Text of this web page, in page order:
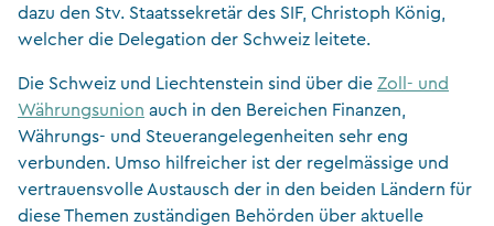
dazu den Stv. Staatssekretär des SIF, Christoph König,
welcher die Delegation der Schweiz leitete.
Die Schweiz und Liechtenstein sind über die Zoll- und
Währungsunion auch in den Bereichen Finanzen,
Währungs- und Steuerangelegenheiten sehr eng
verbunden. Umso hilfreicher ist der regelmässige und
vertrauensvolle Austausch der in den beiden Ländern für
diese Themen zuständigen Behörden über aktuelle